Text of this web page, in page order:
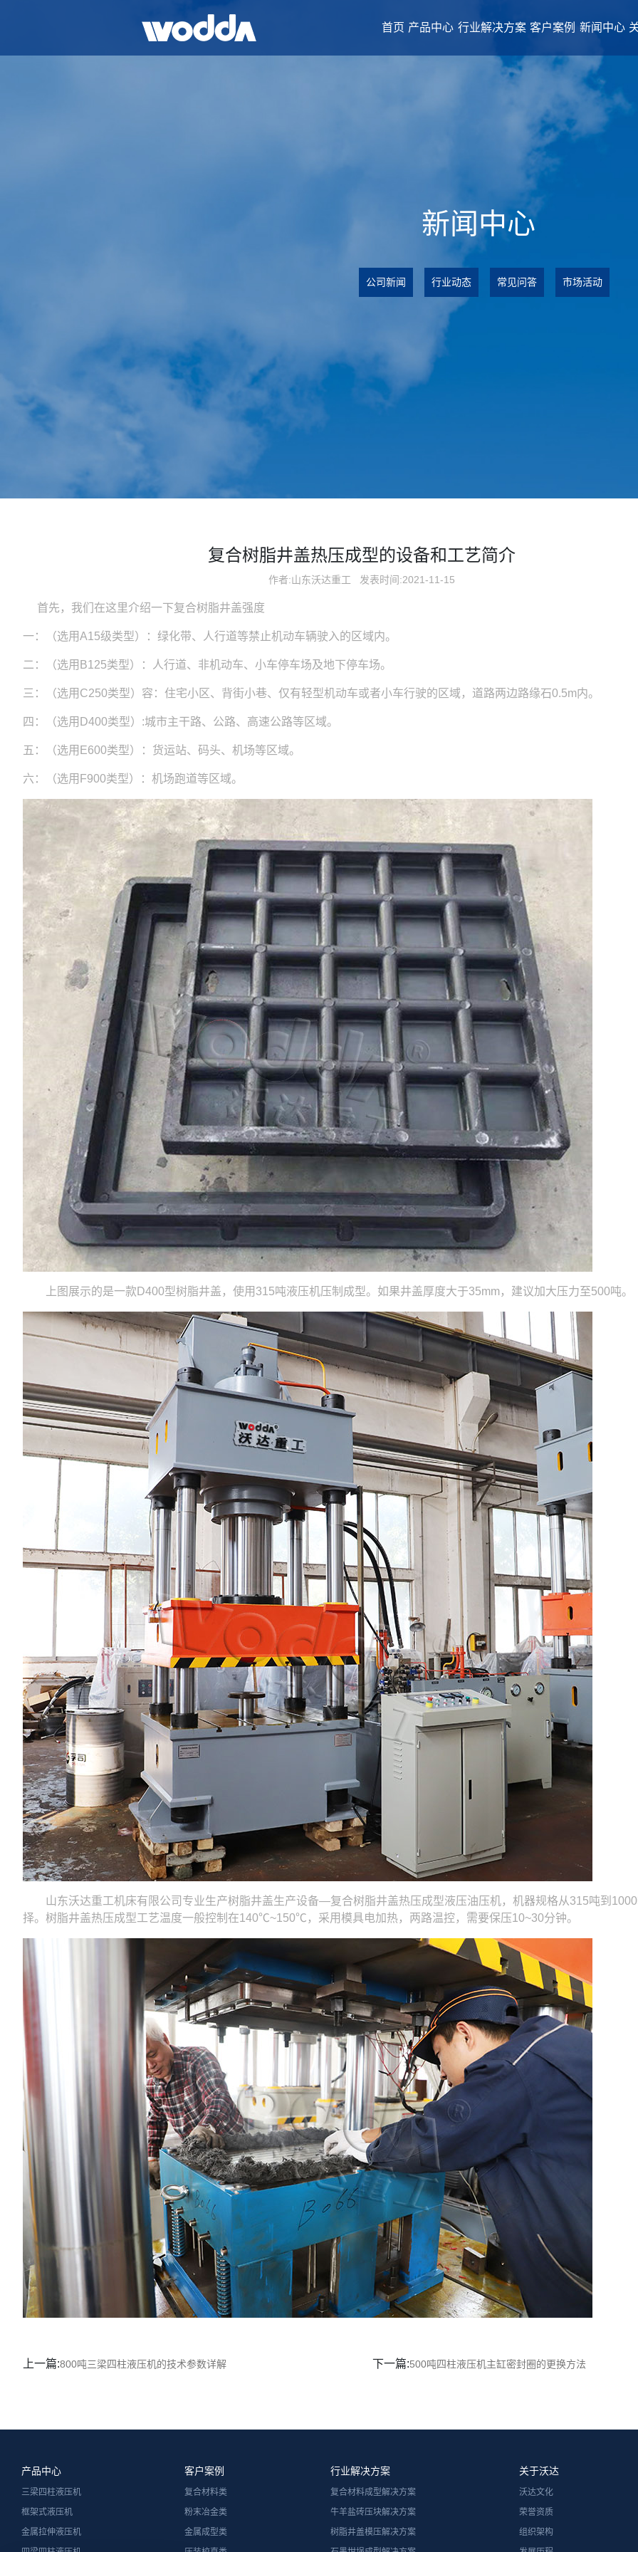
首页 产品中心 行业解决方案 客户案例 新闻中心
新闻中心
公司新闻 行业动态 常见问答 市场活动
复合树脂井盖热压成型的设备和工艺简介
作者:山东沃达重工 发表时间:2021-11-15
首先，我们在这里介绍一下复合树脂井盖强度
一：（选用A15级类型）：绿化带、人行道等禁止机动车辆驶入的区域内。
二：（选用B125类型）：人行道、非机动车、小车停车场及地下停车场。
三：（选用C250类型）容：住宅小区、背街小巷、仅有轻型机动车或者小车行驶的区域，道路两边路缘石0.5m内。
四：（选用D400类型）:城市主干路、公路、高速公路等区域。
五：（选用E600类型）：货运站、码头、机场等区域。
六：（选用F900类型）：机场跑道等区域。
上图展示的是一款D400型树脂井盖，使用315吨液压机压制成型。如果井盖厚度大于35mm，建议加大压力至500吨。
山东沃达重工机床有限公司专业生产树脂井盖生产设备—复合树脂井盖热压成型液压油压机，机器规格从315吨到1000
择。树脂井盖热压成型工艺温度一般控制在140℃~150℃，采用模具电加热，两路温控，需要保压10~30分钟。
上一篇:800吨三梁四柱液压机的技术参数详解 下一篇:500吨四柱液压机主缸密封圈的更换方法
产品中心
三梁四柱液压机
框架式液压机
金属拉伸液压机
客户案例
复合材料类
粉末冶金类
金属成型类
行业解决方案
复合材料成型解决方案
牛羊盐砖压块解决方案
树脂井盖模压解决方案
关于沃达
沃达文化
荣誉资质
组织架构